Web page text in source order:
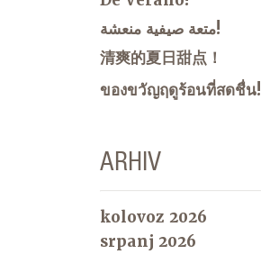
متعة صيفية منعشة!
清爽的夏日甜点！
ของขวัญฤดูร้อนที่สดชื่น!
ARHIV
kolovoz 2026
srpanj 2026